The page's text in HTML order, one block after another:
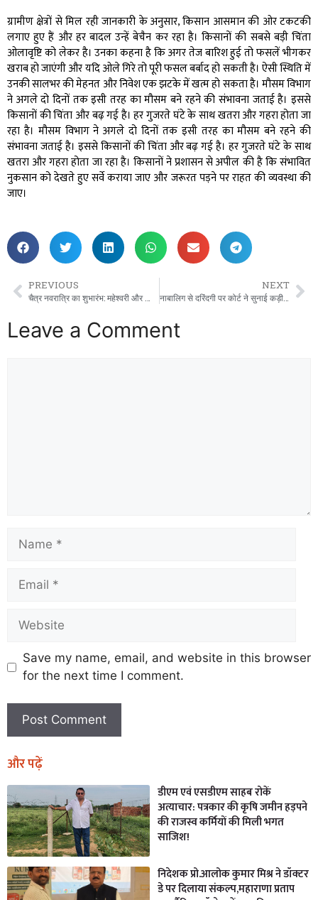
ग्रामीण क्षेत्रों से मिल रही जानकारी के अनुसार, किसान आसमान की ओर टकटकी
लगाए हुए हैं और हर बादल उन्हें बेचैन कर रहा है। किसानों की सबसे बड़ी चिंता
ओलावृष्टि को लेकर है। उनका कहना है कि अगर तेज बारिश हुई तो फसलें भीगकर
खराब हो जाएंगी और यदि ओले गिरे तो पूरी फसल बर्बाद हो सकती है। ऐसी स्थिति में
उनकी सालभर की मेहनत और निवेश एक झटके में खत्म हो सकता है। मौसम विभाग
ने अगले दो दिनों तक इसी तरह का मौसम बने रहने की संभावना जताई है। इससे
किसानों की चिंता और बढ़ गई है। हर गुजरते घंटे के साथ खतरा और गहरा होता जा
रहा है। मौसम विभाग ने अगले दो दिनों तक इसी तरह का मौसम बने रहने की
संभावना जताई है। इससे किसानों की चिंता और बढ़ गई है। हर गुजरते घंटे के साथ
खतरा और गहरा होता जा रहा है। किसानों ने प्रशासन से अपील की है कि संभावित
नुकसान को देखते हुए सर्वे कराया जाए और जरूरत पड़ने पर राहत की व्यवस्था की
जाए।
PREVIOUS
चैत्र नवरात्रि का शुभारंभ: महेश्वरी और काली देवी मंदिर में उमड़ा आस्था का सैलाब।
NEXT
नाबालिग से दरिंदगी पर कोर्ट ने सुनाई कड़ी सजा: तीनों दोषियों को बीस साल की कैद।
Leave a Comment
Save my name, email, and website in this browser
for the next time I comment.
और पढ़ें
डीएम एवं एसडीएम साहब रोकें
अत्याचार: पत्रकार की कृषि जमीन हड़पने
की राजस्व कर्मियों की मिली भगत
साजिश!
निदेशक प्रो.आलोक कुमार मिश्र ने डॉक्टर
डे पर दिलाया संकल्प,महाराणा प्रताप